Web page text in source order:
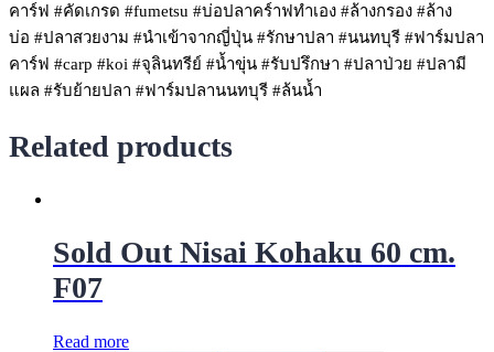
คาร์ฟ #คัดเกรด #fumetsu #บ่อปลาคร์าฟทําเอง #ล้างกรอง #ล้าง
บ่อ #ปลาสวยงาม #นําเข้าจากญี่ปุ่น #รักษาปลา #นนทบุรี #ฟาร์มปลา
คาร์ฟ #carp #koi #จุลินทรีย์ #น้ำขุ่น #รับปรึกษา #ปลาป่วย #ปลามี
แผล #รับย้ายปลา #ฟาร์มปลานนทบุรี #ล้นน้ำ
Related products
Sold Out Nisai Kohaku 60 cm.
F07
Read more